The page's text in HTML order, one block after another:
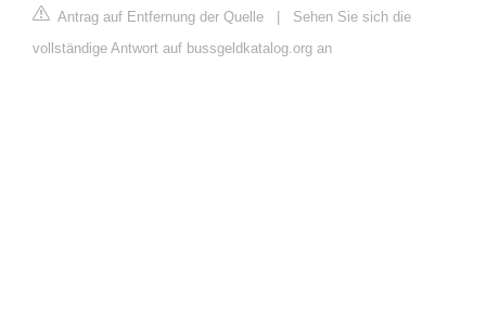
Antrag auf Entfernung der Quelle
Sehen Sie sich die
vollständige Antwort auf bussgeldkatalog.org an